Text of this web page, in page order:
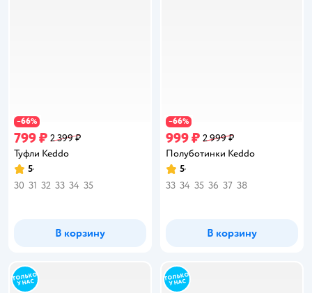
−66%
799 ₽ 2 399 ₽
Туфли Keddo
Рейтинг:
5
30 31 32 33 34 35
В корзину
−66%
999 ₽ 2 999 ₽
Полуботинки Keddo
Рейтинг:
5
33 34 35 36 37 38
В корзину